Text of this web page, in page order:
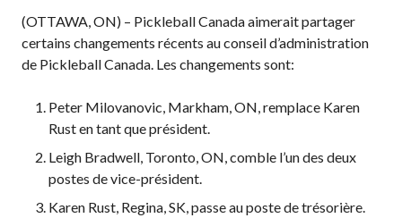
pickleball
Conseil
Assemblées
national de Pickleball
Règlements et
Politiques
(OTTAWA, ON) – Pickleball Canada aimerait partager
certains changements récents au conseil d’administration
de Pickleball Canada. Les changements sont:
Peter Milovanovic, Markham, ON, remplace Karen
Rust en tant que président.
Leigh Bradwell, Toronto, ON, comble l’un des deux
postes de vice-président.
Karen Rust, Regina, SK, passe au poste de trésorière.